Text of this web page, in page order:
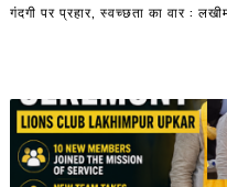
गंदगी पर प्रहार, स्वच्छता का वार :